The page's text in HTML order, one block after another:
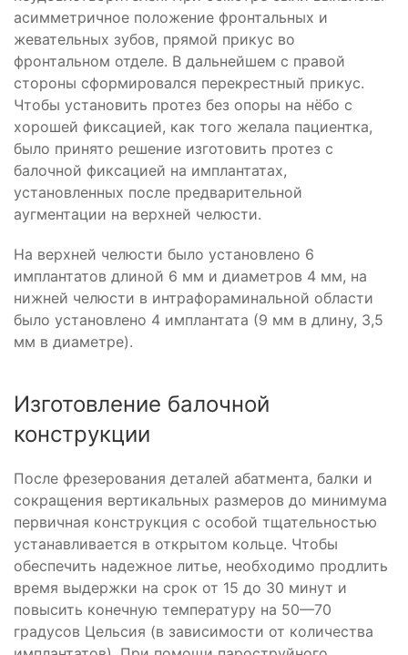
асимметричное положение фронтальных и
жевательных зубов, прямой прикус во
фронтальном отделе. В дальнейшем с правой
стороны сформировался перекрестный прикус.
Чтобы установить протез без опоры на нёбо с
хорошей фиксацией, как того желала пациентка,
было принято решение изготовить протез с
балочной фиксацией на имплантатах,
установленных после предварительной
аугментации на верхней челюсти.
На верхней челюсти было установлено 6
имплантатов длиной 6 мм и диаметров 4 мм, на
нижней челюсти в интрафораминальной области
было установлено 4 имплантата (9 мм в длину, 3,5
мм в диаметре).
Изготовление балочной
конструкции
После фрезерования деталей абатмента, балки и
сокращения вертикальных размеров до минимума
первичная конструкция с особой тщательностью
устанавливается в открытом кольце. Чтобы
обеспечить надежное литье, необходимо продлить
время выдержки на срок от 15 до 30 минут и
повысить конечную температуру на 50—70
градусов Цельсия (в зависимости от количества